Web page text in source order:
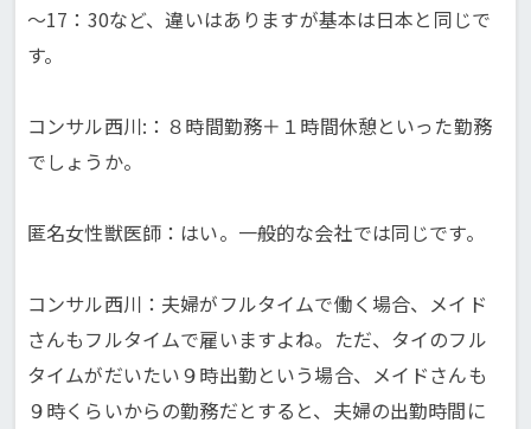
～17：30など、違いはありますが基本は日本と同じで
す。
コンサル西川:：８時間勤務＋１時間休憩といった勤務
でしょうか。
匿名女性獣医師：はい。一般的な会社では同じです。
コンサル西川：夫婦がフルタイムで働く場合、メイド
さんもフルタイムで雇いますよね。ただ、タイのフル
タイムがだいたい９時出勤という場合、メイドさんも
９時くらいからの勤務だとすると、夫婦の出勤時間に